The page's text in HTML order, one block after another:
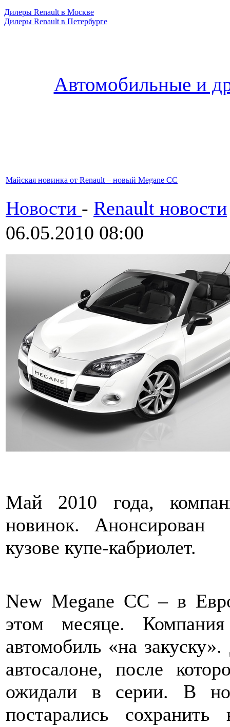
Дилеры Renault в Москве
Дилеры Renault в Петербурге
Автомобильные и
Майская новинка от Renault – новый Megane CC
Новости - Renault новости
06.05.2010 08:00
Май 2010 года,
новинок. Анонсирован
кузове купе-кабриолет.
New Megane CC – в
этом месяце. Компания
автомобиль «на
автосалоне, после
ожидали в серии. В
постарались